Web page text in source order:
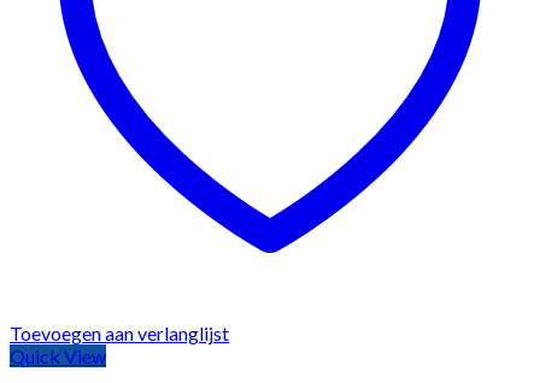
Toevoegen aan verlanglijst
Quick View